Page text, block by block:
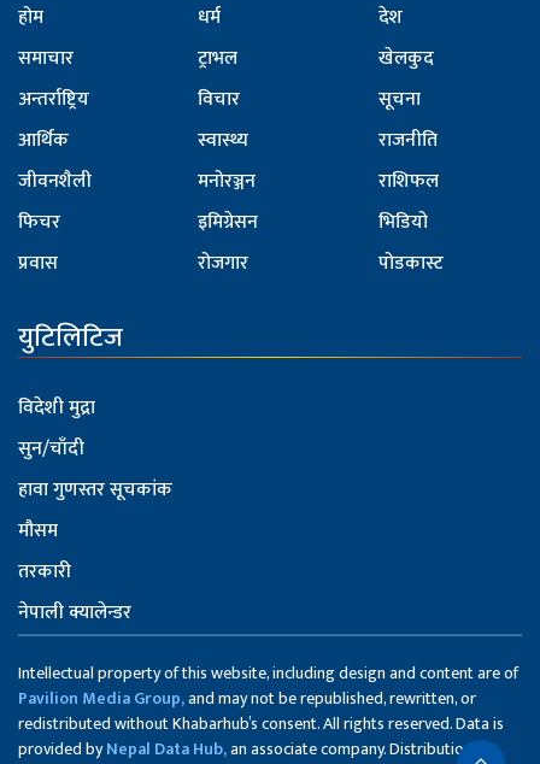
होम
समाचार
अन्तर्राष्ट्रिय
आर्थिक
जीवनशैली
फिचर
प्रवास
धर्म
ट्राभल
विचार
स्वास्थ्य
मनोरञ्जन
इमिग्रेसन
रोजगार
देश
खेलकुद
सूचना
राजनीति
राशिफल
भिडियो
पोडकास्ट
युटिलिटिज
विदेशी मुद्रा
सुन/चाँदी
हावा गुणस्तर सूचकांक
मौसम
तरकारी
नेपाली क्यालेन्डर
Intellectual property of this website, including design and content are of
Pavilion Media Group,and may not be republished, rewritten, or
redistributed without Khabarhub’s consent. All rights reserved. Data is
provided byNepal Data Hub,an associate company. Distribution of